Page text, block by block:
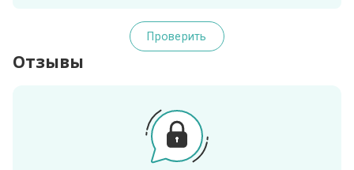
Проверить
Отзывы